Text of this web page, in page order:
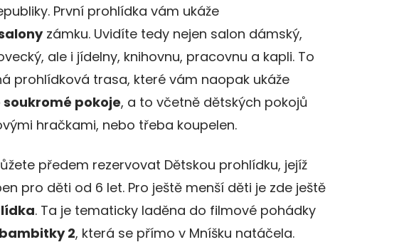
První prohlídka vám ukáže
zámku. Uvidíte tedy nejen salon dámský,
ale i jídelny, knihovnu, pracovnu a kapli. To
prohlídková trasa, které vám naopak ukáže
pokoje, a to včetně dětských pokojů
hračkami, nebo třeba koupelen.
předem rezervovat Dětskou prohlídku, jejíž
pro děti od 6 let. Pro ještě menší děti je zde ještě
. Ta je tematicky laděna do filmové pohádky
2, která se přímo v Mníšku natáčela.